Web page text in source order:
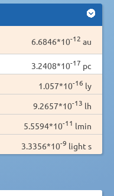
6.6846*10-12 au
3.2408*10-17 pc
1.057*10-16 ly
9.2657*10-13 lh
5.5594*10-11 lmin
3.3356*10-9 light s